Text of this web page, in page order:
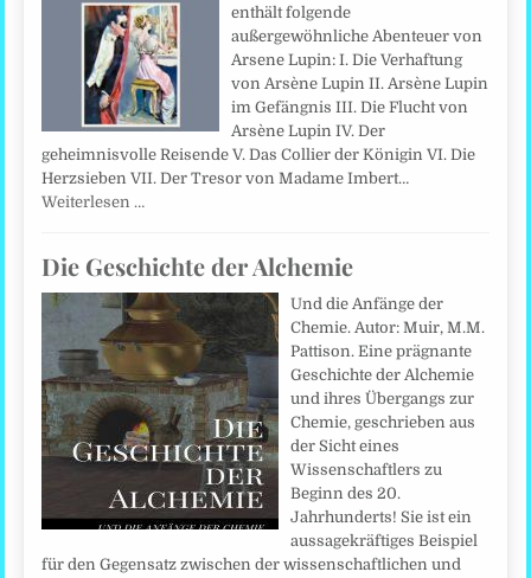
enthält folgende
außergewöhnliche Abenteuer von
Arsene Lupin: I. Die Verhaftung
von Arsène Lupin II. Arsène Lupin
im Gefängnis III. Die Flucht von
Arsène Lupin IV. Der
geheimnisvolle Reisende V. Das Collier der Königin VI. Die
Herzsieben VII. Der Tresor von Madame Imbert…
Weiterlesen …
Die Geschichte der Alchemie
Und die Anfänge der
Chemie. Autor: Muir, M.M.
Pattison. Eine prägnante
Geschichte der Alchemie
und ihres Übergangs zur
Chemie, geschrieben aus
der Sicht eines
Wissenschaftlers zu
Beginn des 20.
Jahrhunderts! Sie ist ein
aussagekräftiges Beispiel
für den Gegensatz zwischen der wissenschaftlichen und